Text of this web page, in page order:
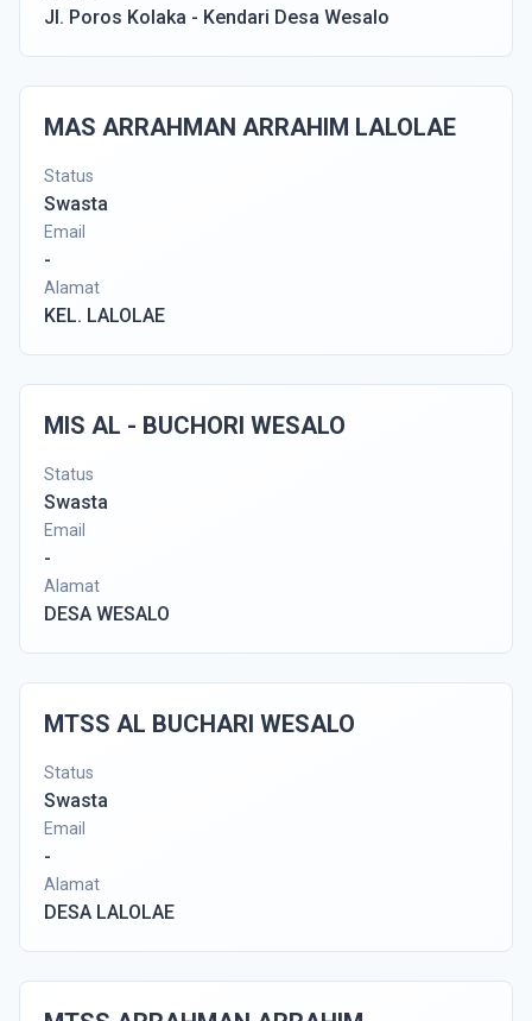
Jl. Poros Kolaka - Kendari Desa Wesalo
MAS ARRAHMAN ARRAHIM LALOLAE
Status
Swasta
Email
-
Alamat
KEL. LALOLAE
MIS AL - BUCHORI WESALO
Status
Swasta
Email
-
Alamat
DESA WESALO
MTSS AL BUCHARI WESALO
Status
Swasta
Email
-
Alamat
DESA LALOLAE